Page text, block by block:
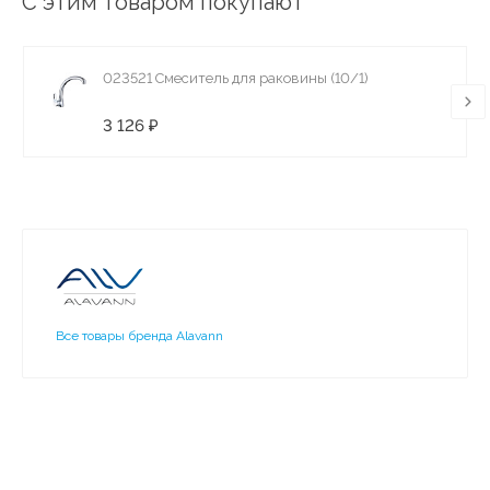
023521 Смеситель для раковины (10/1)
3 126 ₽
Все товары бренда Alavann